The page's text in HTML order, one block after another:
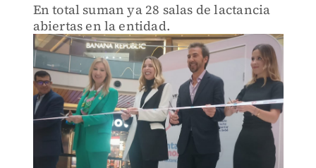
En total suman ya 28 salas de lactancia
abiertas en la entidad.